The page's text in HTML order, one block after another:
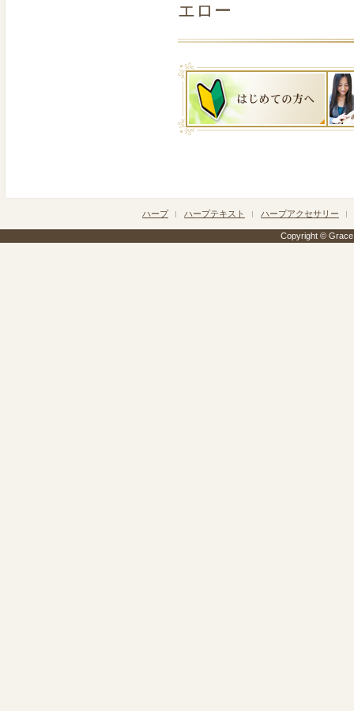
エロー
ハープ ハープテキスト ハープアクセサリー
Copyright © Grace